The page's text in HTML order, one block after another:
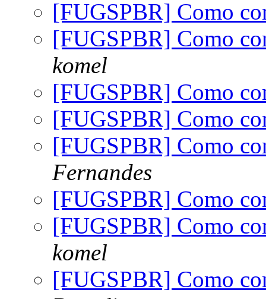
[FUGSPBR] Como
[FUGSPBR] Como
komel
[FUGSPBR] Como
[FUGSPBR] Como
[FUGSPBR] Como
Fernandes
[FUGSPBR] Como
[FUGSPBR] Como
komel
[FUGSPBR] Como